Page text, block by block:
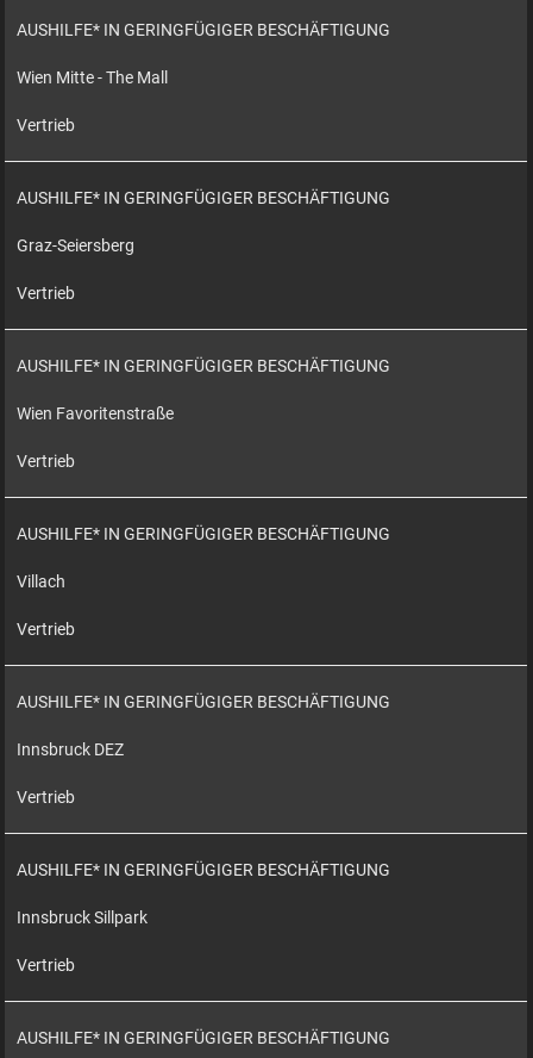
AUSHILFE* IN GERINGFÜGIGER BESCHÄFTIGUNG
Wien Mitte - The Mall
Vertrieb
AUSHILFE* IN GERINGFÜGIGER BESCHÄFTIGUNG
Graz-Seiersberg
Vertrieb
AUSHILFE* IN GERINGFÜGIGER BESCHÄFTIGUNG
Wien Favoritenstraße
Vertrieb
AUSHILFE* IN GERINGFÜGIGER BESCHÄFTIGUNG
Villach
Vertrieb
AUSHILFE* IN GERINGFÜGIGER BESCHÄFTIGUNG
Innsbruck DEZ
Vertrieb
AUSHILFE* IN GERINGFÜGIGER BESCHÄFTIGUNG
Innsbruck Sillpark
Vertrieb
AUSHILFE* IN GERINGFÜGIGER BESCHÄFTIGUNG